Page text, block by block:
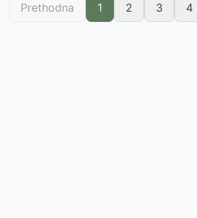
Prethodna 1 2 3 4